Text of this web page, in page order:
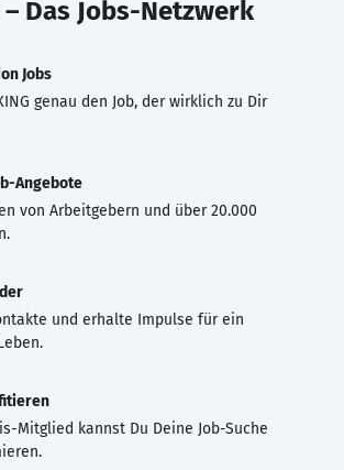
– Das Jobs-Netzwerk
Jobs
genau den Job, der wirklich zu Dir
Angebote
von Arbeitgebern und über 20.000
und erhalte Impulse für ein
Mitglied kannst Du Deine Job-Suche